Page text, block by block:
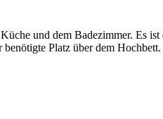
und dem Badezimmer. Es
benötigte Platz über dem Hochbett.